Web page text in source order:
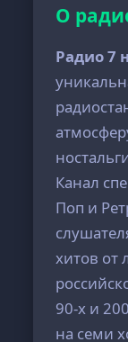
О
Радио 7
Канал
Поп и
хитов от
90-х и
на семи